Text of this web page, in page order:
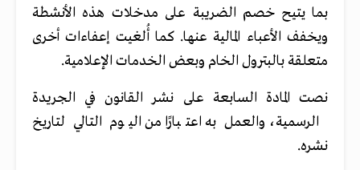
بما يتيح خصم الضريبة على مدخلات هذه الأنشطة
ويخفف الأعباء المالية عنها. كما أُلغيت إعفاءات أخرى
متعلقة بالبترول الخام وبعض الخدمات الإعلامية.
نصت المادة السابعة على نشر القانون في الجريدة
الرسمية، والعمل به اعتبارًا من اليوم التالي لتاريخ
نشره.